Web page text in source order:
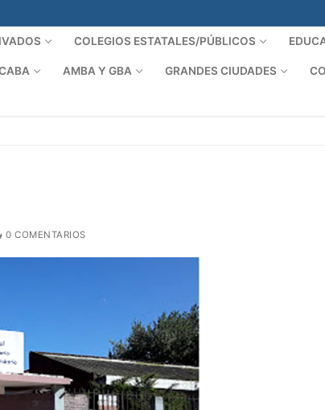
COLEGIOS ESTATALES/PÚBLICOS
AMBA Y GBA GRANDES CIUDADES
0 COMENTARIOS